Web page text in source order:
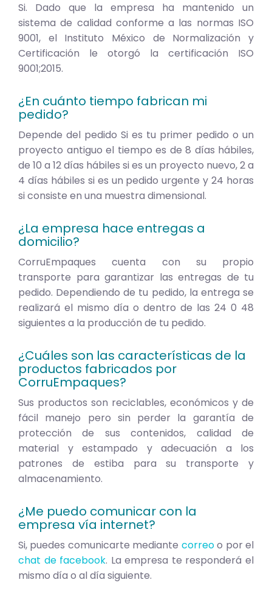
Si. Dado que la empresa ha mantenido un
sistema de calidad conforme a las normas ISO
9001, el Instituto México de Normalización y
Certificación le otorgó la certificación ISO
9001;2015.
¿En cuánto tiempo fabrican mi
pedido?
Depende del pedido Si es tu primer pedido o un
proyecto antiguo el tiempo es de 8 días hábiles,
de 10 a 12 días hábiles si es un proyecto nuevo, 2 a
4 días hábiles si es un pedido urgente y 24 horas
si consiste en una muestra dimensional.
¿La empresa hace entregas a
domicilio?
CorruEmpaques cuenta con su propio
transporte para garantizar las entregas de tu
pedido. Dependiendo de tu pedido, la entrega se
realizará el mismo día o dentro de las 24 0 48
siguientes a la producción de tu pedido.
¿Cuáles son las características de la
productos fabricados por
CorruEmpaques?
Sus productos son reciclables, económicos y de
fácil manejo pero sin perder la garantía de
protección de sus contenidos, calidad de
material y estampado y adecuación a los
patrones de estiba para su transporte y
almacenamiento.
¿Me puedo comunicar con la
empresa vía internet?
Si, puedes comunicarte mediante correoo por el
chat de facebook. La empresa te responderá el
mismo día o al día siguiente.